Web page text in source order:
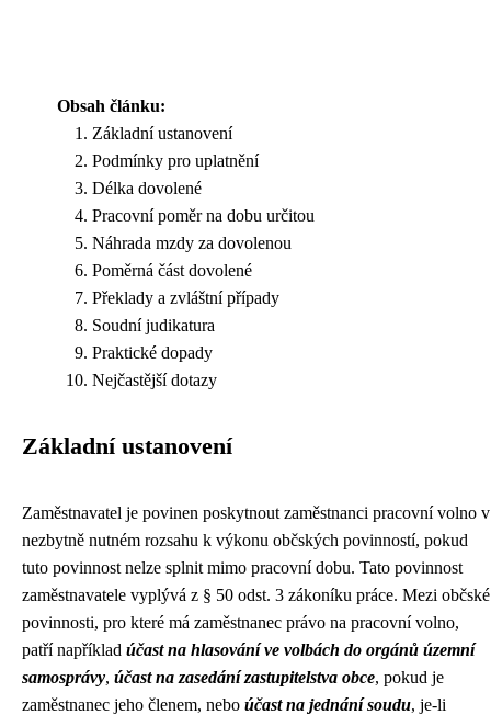
Obsah článku:
Základní ustanovení
Podmínky pro uplatnění
Délka dovolené
Pracovní poměr na dobu určitou
Náhrada mzdy za dovolenou
Poměrná část dovolené
Překlady a zvláštní případy
Soudní judikatura
Praktické dopady
Nejčastější dotazy
Základní ustanovení
Zaměstnavatel je povinen poskytnout zaměstnanci pracovní volno v
nezbytně nutném rozsahu k výkonu občských povinností, pokud
tuto povinnost nelze splnit mimo pracovní dobu. Tato povinnost
zaměstnavatele vyplývá z § 50 odst. 3 zákoníku práce. Mezi občské
povinnosti, pro které má zaměstnanec právo na pracovní volno,
patří například účast na hlasování ve volbách do orgánů územní
samosprávy, účast na zasedání zastupitelstva obce, pokud je
zaměstnanec jeho členem, nebo účast na jednání soudu, je-li